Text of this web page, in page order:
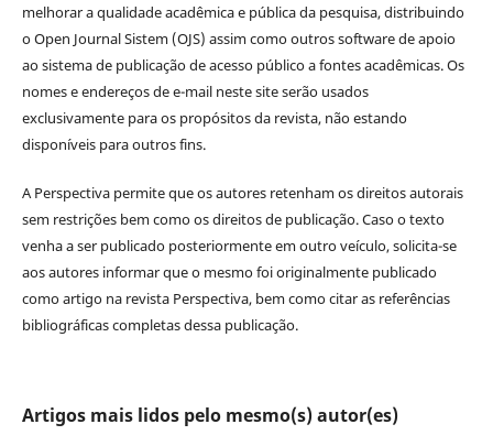
melhorar a qualidade acadêmica e pública da pesquisa, distribuindo
o Open Journal Sistem (OJS) assim como outros software de apoio
ao sistema de publicação de acesso público a fontes acadêmicas. Os
nomes e endereços de e-mail neste site serão usados
exclusivamente para os propósitos da revista, não estando
disponíveis para outros fins.
A Perspectiva permite que os autores retenham os direitos autorais
sem restrições bem como os direitos de publicação. Caso o texto
venha a ser publicado posteriormente em outro veículo, solicita-se
aos autores informar que o mesmo foi originalmente publicado
como artigo na revista Perspectiva, bem como citar as referências
bibliográficas completas dessa publicação.
Artigos mais lidos pelo mesmo(s) autor(es)